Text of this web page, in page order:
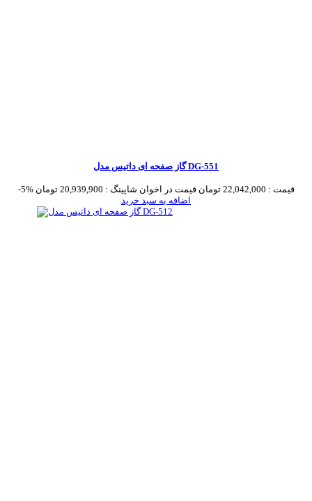
گاز صفحه ای داتیس مدل DG-551
-5% قیمت : 22,042,000 تومان قیمت در اخوان شاپینگ : 20,939,900 تومان
اضافه به سبد خرید